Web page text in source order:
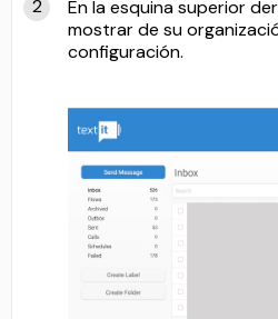
En la esquina superior
mostrar de su
configuración.